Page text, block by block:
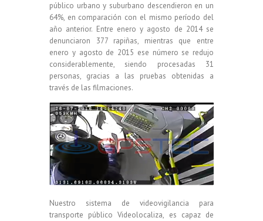
público urbano y suburbano descendieron en un
64%, en comparación con el mismo período del
año anterior. Entre enero y agosto de 2014 se
denunciaron 377 rapiñas, mientras que entre
enero y agosto de 2015 ese número se redujo
considerablemente, siendo procesadas 31
personas, gracias a las pruebas obtenidas a
través de las filmaciones.
Nuestro sistema de videovigilancia para
transporte público Videolocaliza, es capaz de